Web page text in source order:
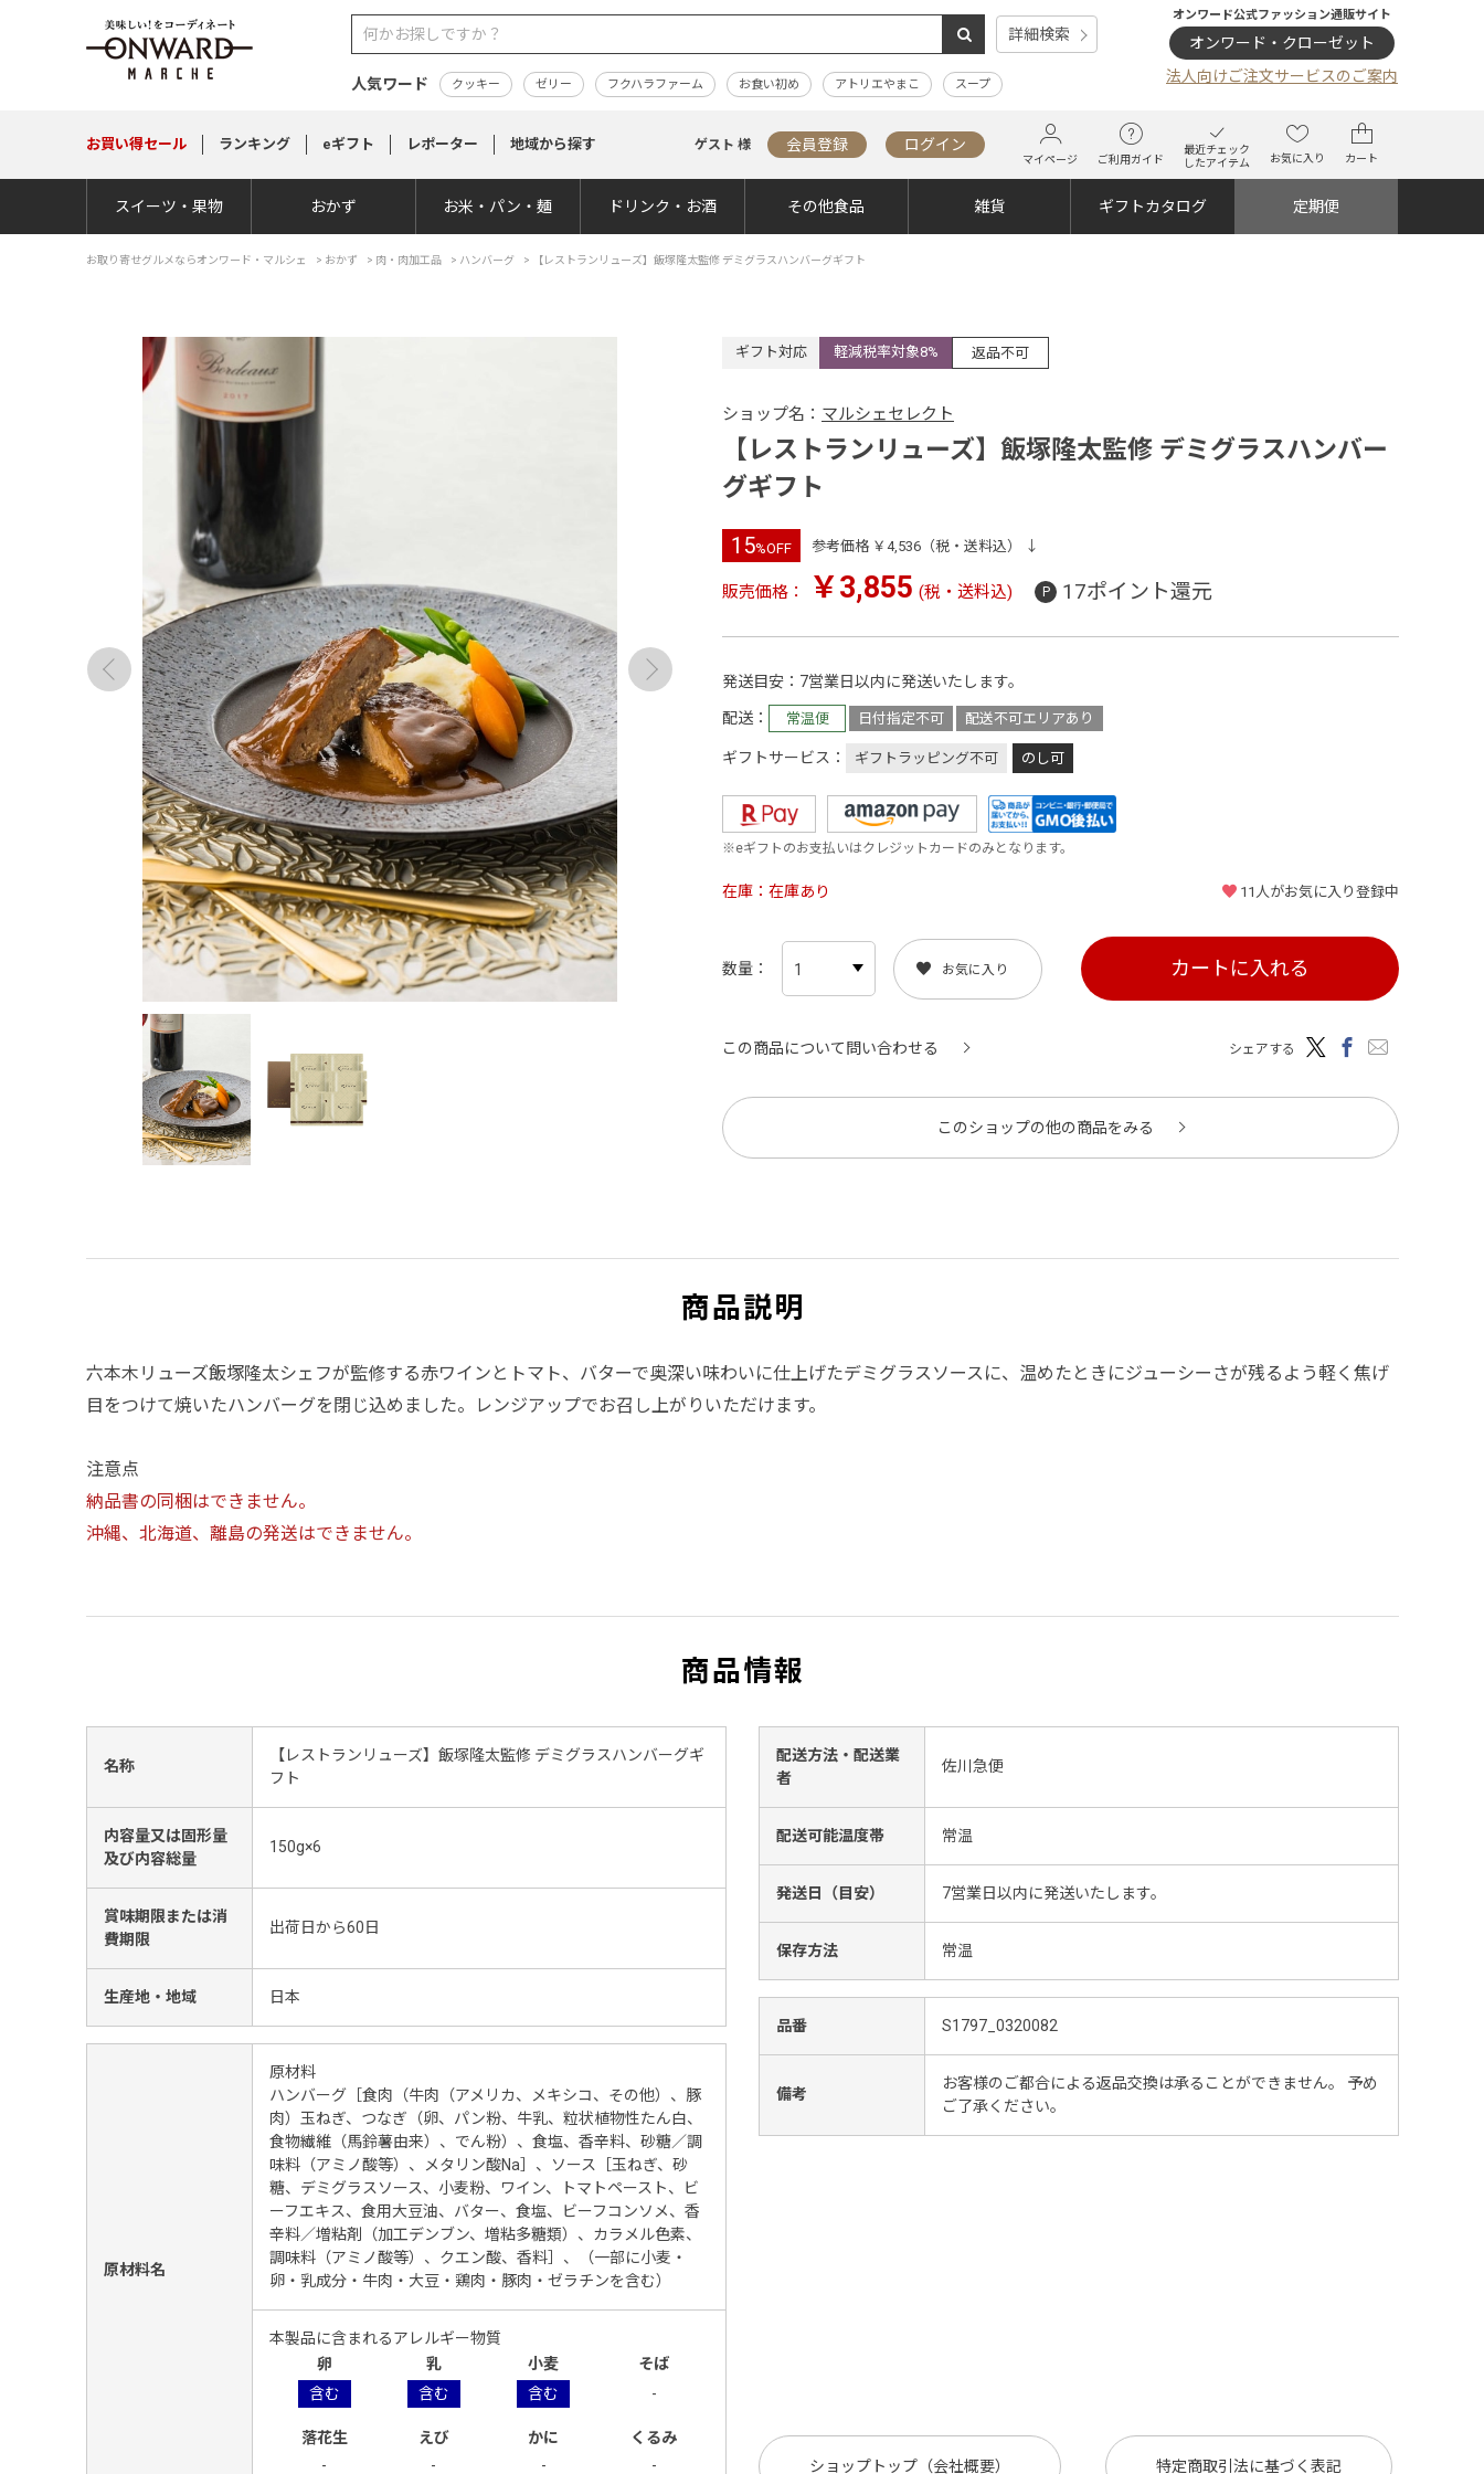
詳細検索
人気ワード クッキー ゼリー フクハラファーム お食い初め アトリエやまこ スープ
オンワード公式ファッション通販サイト
オンワード・クローゼット
法人向けご注文サービスのご案内
お買い得セール ランキング eギフト レポーター 地域から探す ゲスト 様 会員登録 ログイン
マイページ ご利用ガイド
最近チェック
したアイテム
お気に入り カート
スイーツ・果物 おかず お米・パン・麺 ドリンク・お酒 その他食品 雑貨 ギフトカタログ 定期便
お取り寄せグルメならオンワード・マルシェ > おかず > 肉・肉加工品 > ハンバーグ > 【レストランリューズ】飯塚隆太監修 デミグラスハンバーグギフト
ギフト対応 軽減税率対象8% 返品不可
ショップ名： マルシェセレクト
【レストランリューズ】飯塚隆太監修 デミグラスハンバー
グギフト
15%OFF 参考価格 ￥4,536（税・送料込） ↓
販売価格： ￥3,855 (税・送料込) 17ポイント還元
発送目安 7営業日以内に発送いたします。
配送 常温便 日付指定不可 配送不可エリアあり
ギフトサービス ギフトラッピング不可 のし可
※eギフトのお支払いはクレジットカードのみとなります。
在庫 在庫あり 11 人がお気に入り登録中
数量 お気に入り カートに入れる
この商品について問い合わせる シェアする
このショップの他の商品をみる
商品説明
六本木リューズ飯塚隆太シェフが監修する赤ワインとトマト、バターで奥深い味わいに仕上げたデミグラスソースに、温めたときにジューシーさが残るよう軽く焦げ
目をつけて焼いたハンバーグを閉じ込めました。レンジアップでお召し上がりいただけます。
注意点
納品書の同梱はできません。
沖縄、北海道、離島の発送はできません。
商品情報
名称
【レストランリューズ】飯塚隆太監修 デミグラスハンバーグギ
フト
内容量又は固形量
及び内容総量
150g×6
賞味期限または消
費期限
出荷日から60日
生産地・地域 日本
原材料名
原材料
ハンバーグ［食肉（牛肉（アメリカ、メキシコ、その他）、豚
肉）玉ねぎ、つなぎ（卵、パン粉、牛乳、粒状植物性たん白、
食物繊維（馬鈴薯由来）、でん粉）、食塩、香辛料、砂糖／調
味料（アミノ酸等）、メタリン酸Na］、ソース［玉ねぎ、砂
糖、デミグラスソース、小麦粉、ワイン、トマトペースト、ビ
ーフエキス、食用大豆油、バター、食塩、ビーフコンソメ、香
辛料／増粘剤（加工デンブン、増粘多糖類）、カラメル色素、
調味料（アミノ酸等）、クエン酸、香料］、（一部に小麦・
卵・乳成分・牛肉・大豆・鶏肉・豚肉・ゼラチンを含む）
本製品に含まれるアレルギー物質
卵
乳 小麦
そば
含む
含む 含む -
落花生 えび かに
くるみ
-
- - -
配送方法・配送業
者
佐川急便
配送可能温度帯 常温
発送日（目安） 7営業日以内に発送いたします。
保存方法 常温
品番 S1797_0320082
備考
お客様のご都合による返品交換は承ることができません。 予め
ご了承ください。
ショップトップ（会社概要） 特定商取引法に基づく表記